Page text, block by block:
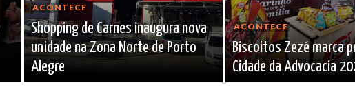
ACONTECE
Shopping de Carnes inaugura nova
unidade na Zona Norte de Porto
Alegre
ACONTECE
Biscoitos Zezé marca
Cidade da Advocacia